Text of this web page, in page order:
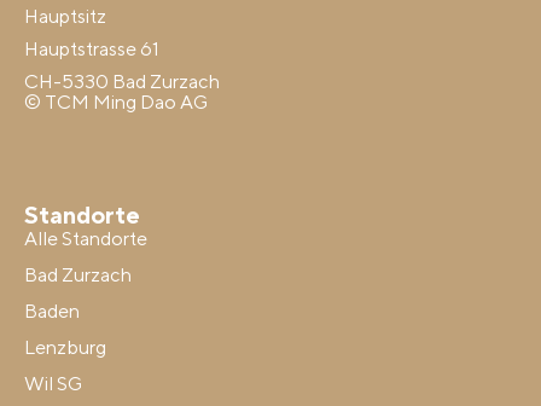
Hauptsitz
Hauptstrasse 61
CH-5330 Bad Zurzach
© TCM Ming Dao AG
Standorte
Alle Standorte
Bad Zurzach
Baden
Lenzburg
Wil SG